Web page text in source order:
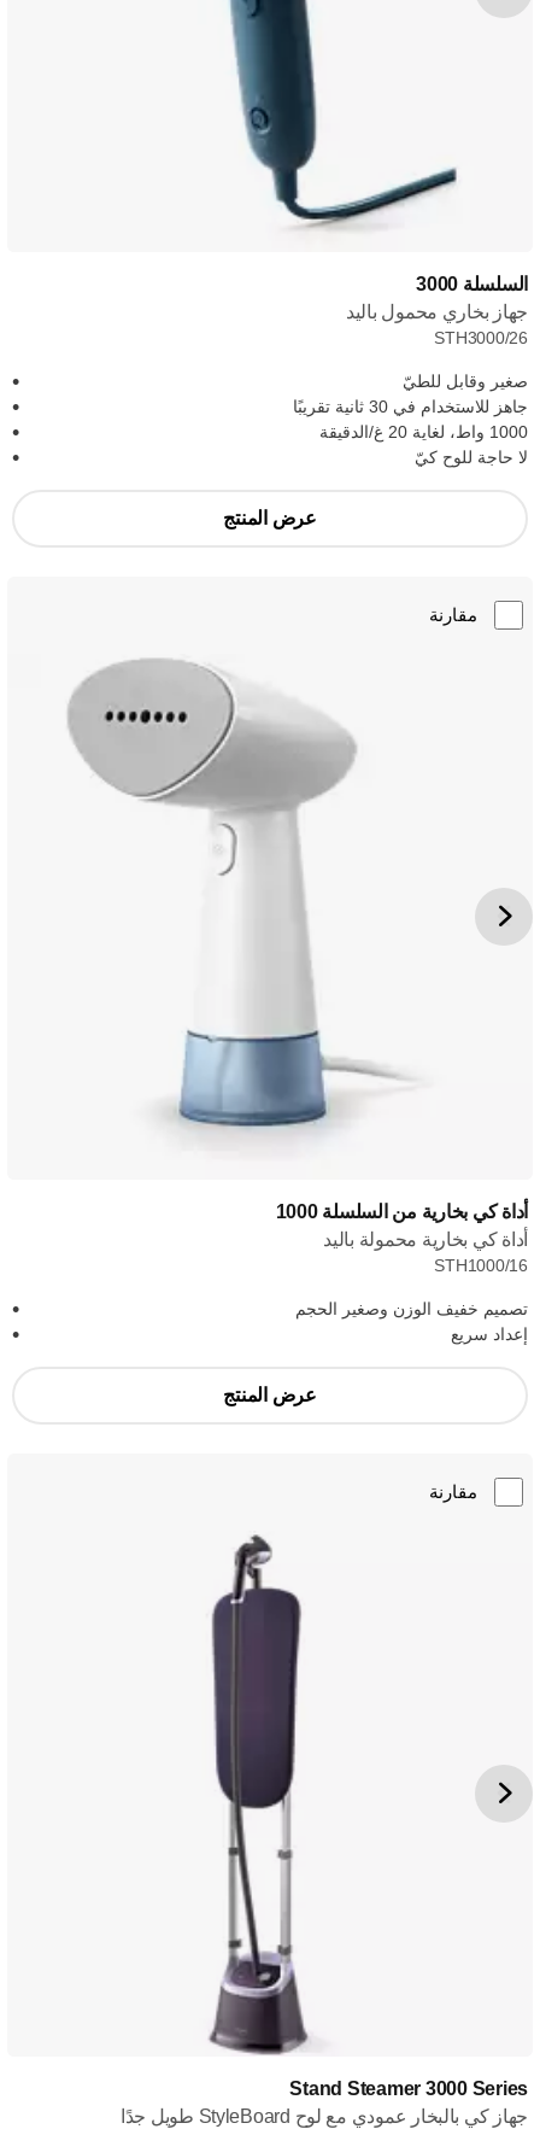
السلسلة 3000
جهاز بخاري محمول باليد
STH3000/26
صغير وقابل للطيّ
جاهز للاستخدام في 30 ثانية تقريبًا
1000 واط، لغاية 20 غ/الدقيقة
لا حاجة للوح كيّ
عرض المنتج
مقارنة
أداة كي بخارية من السلسلة 1000
أداة كي بخارية محمولة باليد
STH1000/16
تصميم خفيف الوزن وصغير الحجم
إعداد سريع
عرض المنتج
مقارنة
Stand Steamer 3000 Series
جهاز كي بالبخار عمودي مع لوح StyleBoard طويل جدًا